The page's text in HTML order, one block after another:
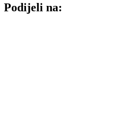
Podijeli na: